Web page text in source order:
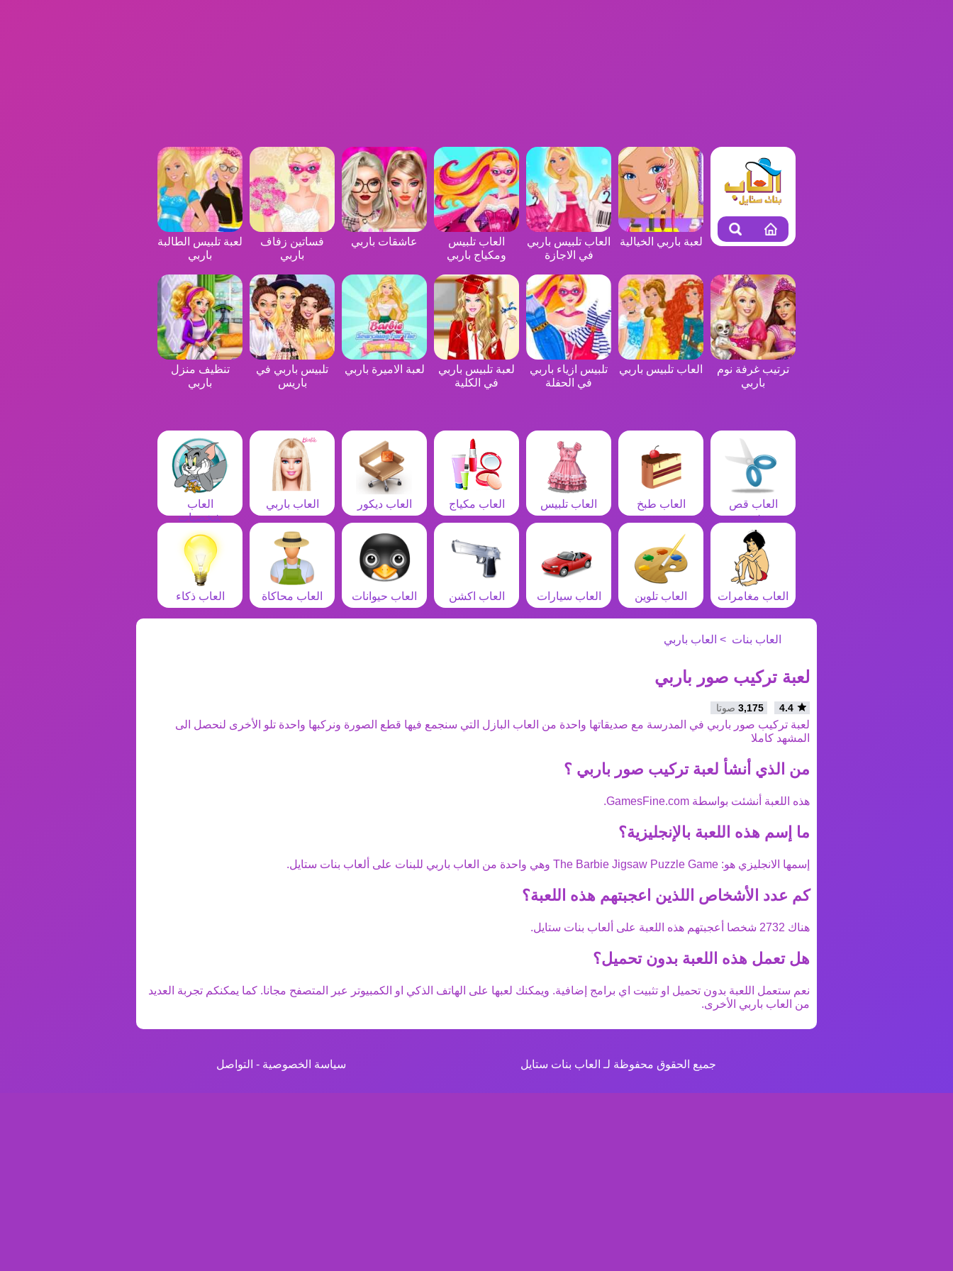
لعبة باربي الخيالية
العاب تلبيس باربي
في الاجازة
العاب تلبيس
ومكياج باربي
عاشقات باربي
فساتين زفاف
باربي
لعبة تلبيس الطالبة
باربي
ترتيب غرفة نوم
باربي
العاب تلبيس باربي
تلبيس ازياء باربي
في الحفلة
لعبة تلبيس باربي
في الكلية
لعبة الاميرة باربي
تلبيس باربي في
باريس
تنظيف منزل
باربي
العاب قص
شعر
العاب طبخ العاب تلبيس العاب مكياج العاب ديكور العاب باربي
العاب
شخصيات
العاب مغامرات العاب تلوين العاب سيارات العاب اكشن العاب حيوانات العاب محاكاة العاب ذكاء
العاب بنات العاب باربي
لعبة تركيب صور باربي
3,175 صوتا
لعبة تركيب صور باربي في المدرسة مع صديقاتها واحدة من العاب البازل التي سنجمع فيها قطع الصورة ونركبها واحدة تلو الأخرى لنحصل الى
المشهد كاملا
من الذي أنشأ لعبة تركيب صور باربي ؟
هذه اللعبة أنشئت بواسطة GamesFine.com
.
ما إسم هذه اللعبة بالإنجليزية؟
إسمها الانجليزي هو: The Barbie Jigsaw Puzzle Game وهي واحدة من العاب باربي للبنات على ألعاب بنات ستايل.
كم عدد الأشخاص اللذين اعجبتهم هذه اللعبة؟
هناك 2732 شخصا أعجبتهم هذه اللعبة على ألعاب بنات ستايل.
هل تعمل هذه اللعبة بدون تحميل؟
نعم ستعمل اللعبة بدون تحميل او تثبيت اي برامج إضافية. ويمكنك لعبها على الهاتف الذكي او الكمبيوتر عبر المتصفح مجانا. كما يمكنكم تجربة العديد
من العاب باربي الأخرى.
جميع الحقوق محفوظة لـ العاب بنات ستايل سياسة الخصوصية - التواصل